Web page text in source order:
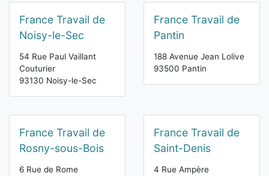
France Travail de
Noisy-le-Sec
54 Rue Paul Vaillant
Couturier
93130 Noisy-le-Sec
France Travail de
Pantin
188 Avenue Jean Lolive
93500 Pantin
France Travail de
Rosny-sous-Bois
6 Rue de Rome
France Travail de
Saint-Denis
4 Rue Ampère